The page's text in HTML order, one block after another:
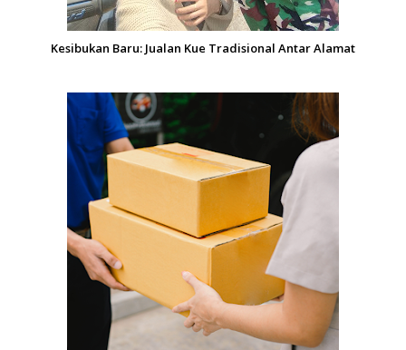
Kesibukan Baru: Jualan Kue Tradisional Antar Alamat